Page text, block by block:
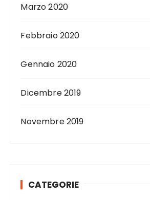
Marzo 2020
Febbraio 2020
Gennaio 2020
Dicembre 2019
Novembre 2019
CATEGORIE